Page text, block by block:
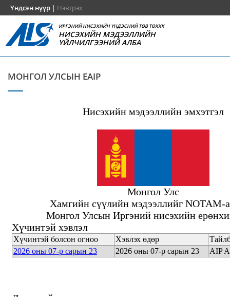
Үндсэн нүүр | Нэвтрэх
ИРГЭНИЙ НИСЭХИЙН ҮНДЭСНИЙ ТӨВ ТӨХХК
НИСЭХИЙН МЭДЭЭЛЛИЙН
ҮЙЛЧИЛГЭЭНИЙ АЛБА
МОНГОЛ УЛСЫН EAIP